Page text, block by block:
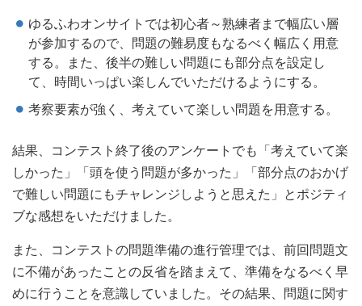
ゆるふわオンサイトでは初心者～熟練者まで幅広い層
が参加するので、問題の難易度もなるべく幅広く用意
する。また、後半の難しい問題にも部分点を設定し
て、時間いっぱい楽しんでいただけるようにする。
考察要素が強く、考えていて楽しい問題を用意する。
結果、コンテスト終了後のアンケートでも「考えていて楽
しかった」「頭を使う問題が多かった」「部分点のおかげ
で難しい問題にもチャレンジしようと思えた」とポジティ
ブな感想をいただけました。
また、コンテストの問題準備の進行管理では、前回問題文
に不備があったことの反省を踏まえて、準備をなるべく早
めに行うことを意識していました。その結果、問題に関す